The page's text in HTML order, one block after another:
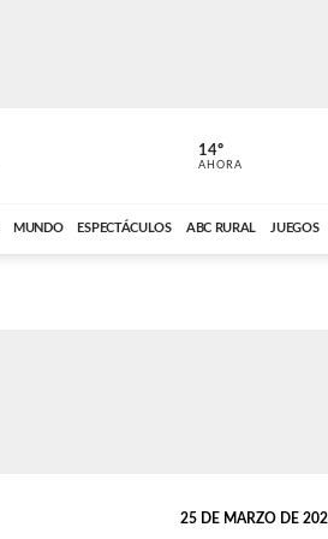
ABC CARDINAL
14º
AHORA
MUNDO ESPECTÁCULOS ABC RURAL JUEGOS
25 DE MARZO DE